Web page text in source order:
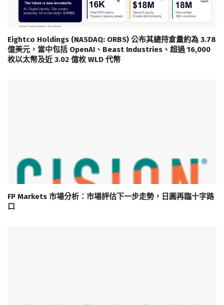
Eightco Holdings (NASDAQ: ORBS) 公布其總持倉量約為 3.78
億美元，當中包括 OpenAI、Beast Industries、超過 16,000
枚以太幣及近 3.02 億枚 WLD 代幣
FP Markets 市場分析：市場評估下一步走勢，日圓再臨十字路
口